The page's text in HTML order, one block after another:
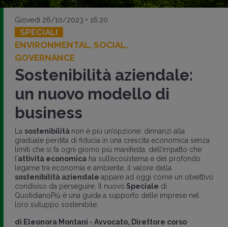
Giovedì 26/10/2023 • 16:20
SPECIALI
ENVIRONMENTAL, SOCIAL,
GOVERNANCE
Sostenibilità aziendale:
un nuovo modello di
business
La sostenibilità non è più un’opzione: dinnanzi alla
graduale perdita di fiducia in una crescita economica senza
limiti che si fa ogni giorno più manifesta, dell’impatto che
l’attività economicaha sull’ecosistema e del profondo
legame tra economia e ambiente, il valore della
sostenibilità aziendale appare ad oggi come un obiettivo
condiviso da perseguire. Il nuovo Speciale di
QuotidianoPiù è una guida a supporto delle imprese nel
loro sviluppo sostenibile.
di Eleonora Montani - Avvocato, Direttore corso